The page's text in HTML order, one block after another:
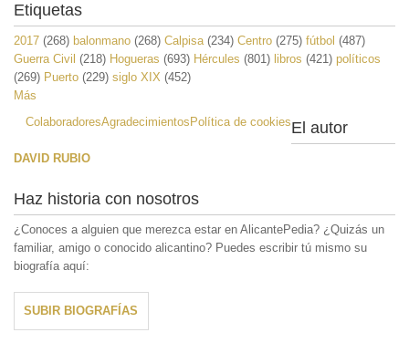
Etiquetas
2017 (268) balonmano (268) Calpisa(234) Centro (275) fútbol (487)
Guerra Civil (218) Hogueras (693) Hércules (801) libros (421) políticos
(269) Puerto (229) siglo XIX (452)
Más
ColaboradoresAgradecimientosPolítica de cookiesEl autor
DAVID RUBIO
Haz historia con nosotros
¿Conoces a alguien que merezca estar en AlicantePedia? ¿Quizás un
familiar, amigo o conocido alicantino? Puedes escribir tú mismo su
biografía aquí:
SUBIR BIOGRAFÍAS